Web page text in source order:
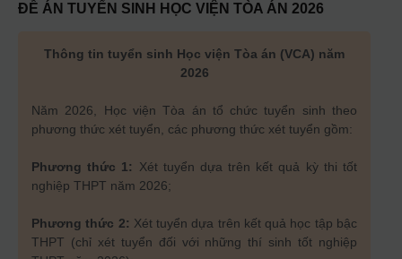
ĐỀ ÁN TUYỂN SINH HỌC VIỆN TÒA ÁN 2026
Thông tin tuyển sinh Học viện Tòa án (VCA) năm
2026
Năm 2026, Học viện Tòa án tổ chức tuyển sinh theo
phương thức xét tuyển, các phương thức xét tuyển gồm:
Phương thức 1: Xét tuyển dựa trên kết quả kỳ thi tốt
nghiệp THPT năm 2026;
Phương thức 2: Xét tuyển dựa trên kết quả học tập bậc
THPT (chỉ xét tuyển đối với những thí sinh tốt nghiệp